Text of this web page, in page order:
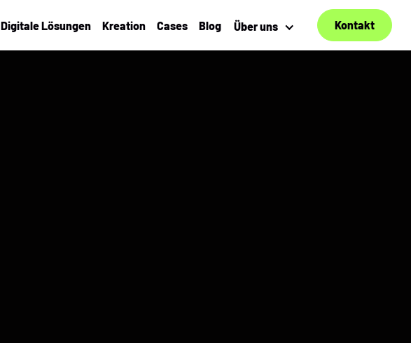
Digitale Lösungen Kreation Cases Blog Über uns Kontakt